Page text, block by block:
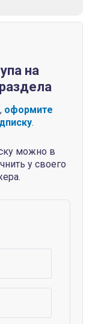
на
оформите
.
можно в
у своего